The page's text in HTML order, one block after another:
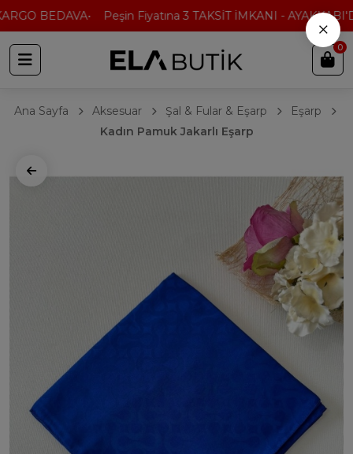
BEDAVA Peşin Fiyatına 3 TAKSİT İMKANI -
0
Ana Sayfa Aksesuar Şal & Fular & Eşarp
Eşarp
Kadın Pamuk Jakarlı Eşarp
×